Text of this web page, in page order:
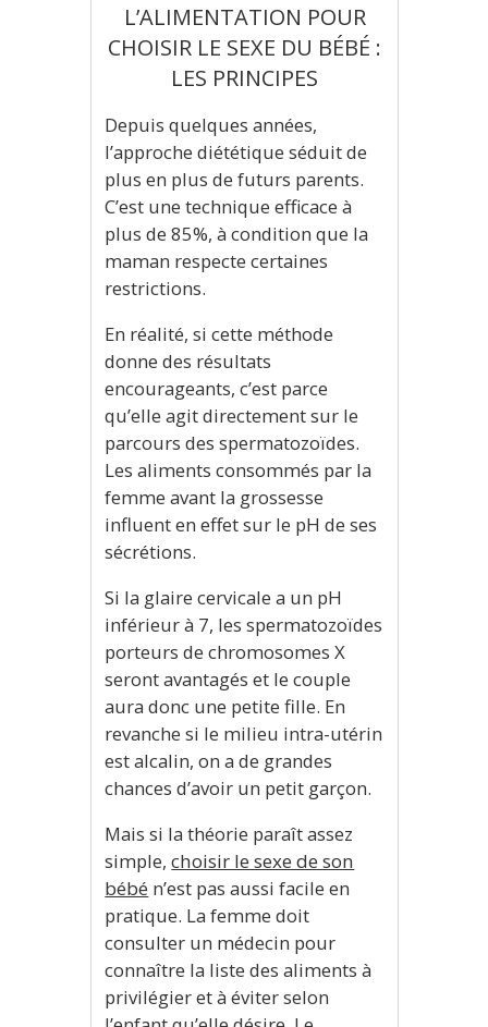
L’ALIMENTATION POUR
CHOISIR LE SEXE DU BÉBÉ :
LES PRINCIPES
Depuis quelques années,
l’approche diététique séduit de
plus en plus de futurs parents.
C’est une technique efficace à
plus de 85%, à condition que la
maman respecte certaines
restrictions.
En réalité, si cette méthode
donne des résultats
encourageants, c’est parce
qu’elle agit directement sur le
parcours des spermatozoïdes.
Les aliments consommés par la
femme avant la grossesse
influent en effet sur le pH de ses
sécrétions.
Si la glaire cervicale a un pH
inférieur à 7, les spermatozoïdes
porteurs de chromosomes X
seront avantagés et le couple
aura donc une petite fille. En
revanche si le milieu intra-utérin
est alcalin, on a de grandes
chances d’avoir un petit garçon.
Mais si la théorie paraît assez
simple,choisir le sexe de son
bébé n’est pas aussi facile en
pratique. La femme doit
consulter un médecin pour
connaître la liste des aliments à
privilégier et à éviter selon